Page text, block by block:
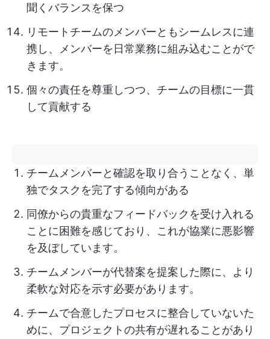
聞くバランスを保つ
リモートチームのメンバーともシームレスに連
携し、メンバーを日常業務に組み込むことがで
きます。
個々の責任を尊重しつつ、チームの目標に一貫
して貢献する
チームメンバーと確認を取り合うことなく、単
独でタスクを完了する傾向がある
同僚からの貴重なフィードバックを受け入れる
ことに困難を感じており、これが協業に悪影響
を及ぼしています。
チームメンバーが代替案を提案した際に、より
柔軟な対応を示す必要があります。
チームで合意したプロセスに整合していないた
めに、プロジェクトの共有が遅れることがあり